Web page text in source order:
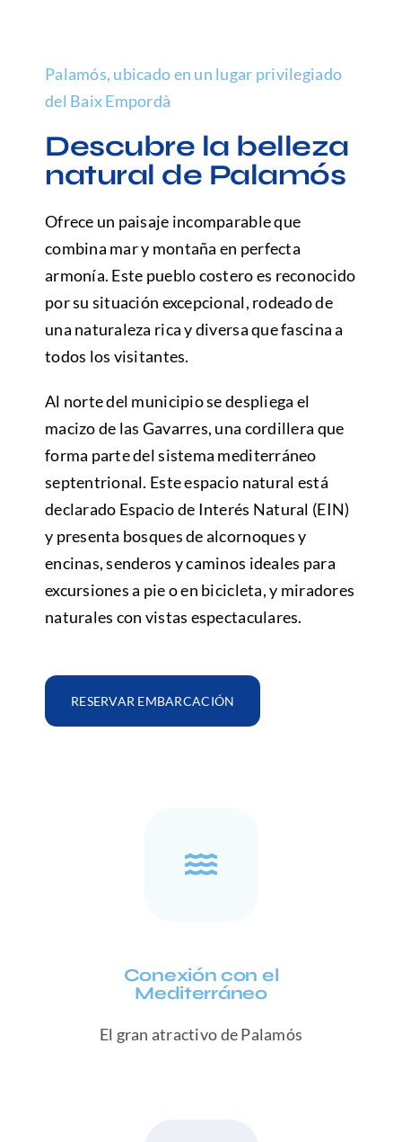
Palamós, ubicado en un lugar privilegiado
del Baix Empordà
Descubre la belleza
natural de Palamós
Ofrece un paisaje incomparable que
combina mar y montaña en perfecta
armonía. Este pueblo costero es reconocido
por su situación excepcional, rodeado de
una naturaleza rica y diversa que fascina a
todos los visitantes.
Al norte del municipio se despliega el
macizo de las Gavarres, una cordillera que
forma parte del sistema mediterráneo
septentrional. Este espacio natural está
declarado Espacio de Interés Natural (EIN)
y presenta bosques de alcornoques y
encinas, senderos y caminos ideales para
excursiones a pie o en bicicleta, y miradores
naturales con vistas espectaculares.
RESERVAR EMBARCACIÓN
Conexión con el
Mediterráneo
El gran atractivo de Palamós